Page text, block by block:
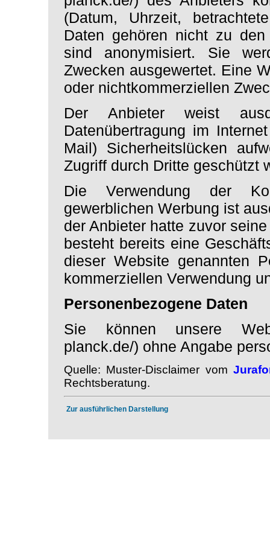
(Datum, Uhrzeit,
Daten gehören nicht zu den
sind anonymisiert. Sie
Zwecken ausgewertet. Eine
oder nichtkommerziellen
Der Anbieter weist
Datenübertragung im
Mail) Sicherheitslücken
Zugriff durch Dritte geschützt
Die Verwendung der
gewerblichen Werbung ist
der Anbieter hatte zuvor
besteht bereits eine
dieser Website genannten
kommerziellen Verwendung
Personenbezogene Daten
Sie können unsere
planck.de/) ohne Angabe
Quelle: Muster-Disclaimer vom
Rechtsberatung.
Zur ausführlichen Darstellung